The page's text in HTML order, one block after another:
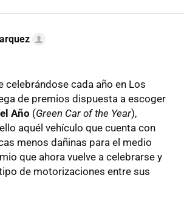
celebrándose cada año en Los
de premios dispuesta a escoger
Año (Green Car of the Year),
aquél vehículo que cuenta con
menos dañinas para el medio
que ahora vuelve a celebrarse y
de motorizaciones entre sus